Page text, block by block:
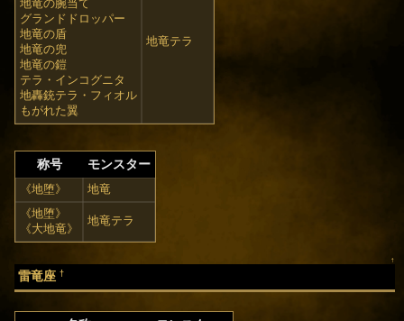
地竜の腕当て
グランドドロッパー
地竜の盾
地竜の兜
地竜の鎧
テラ・インコグニタ
地轟銃テラ・フィオル
もがれた翼
地竜テラ
称号 モンスター
《地堕》
地竜
《地堕》
《大地竜》
地竜テラ
↑
雷竜座 †